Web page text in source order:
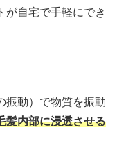
が自宅で手軽にでき
振動）で物質を振動
髪内部に浸透させる